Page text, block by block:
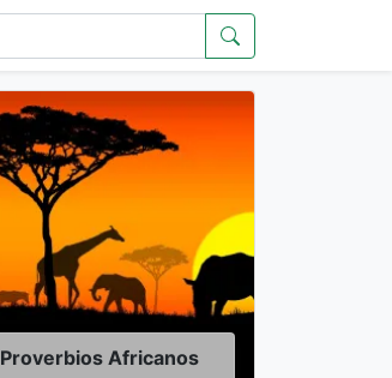
Proverbios Africanos